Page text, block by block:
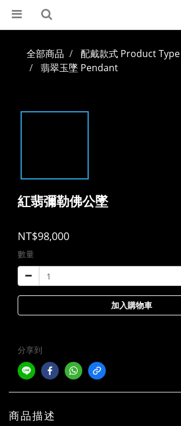
全部商品
配戴款式 Product Type
翡翠玉墜 Pendant
紅翡彌勒佛公墜
NT$98,000
數量
加入購物車
分享到
商品描述